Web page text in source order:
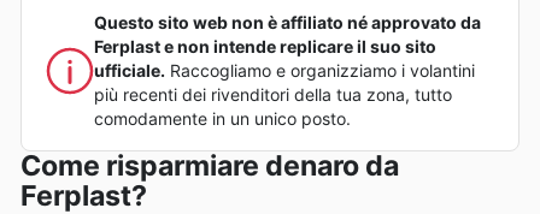
Questo sito web non è affiliato né approvato da
Ferplast e non intende replicare il suo sito
ufficiale. Raccogliamo e organizziamo i volantini
più recenti dei rivenditori della tua zona, tutto
comodamente in un unico posto.
Come risparmiare denaro da
Ferplast?